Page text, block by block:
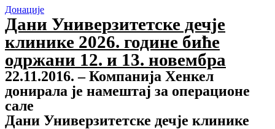
Донације
Дани Универзитетске дечје
клинике 2026. године биће
одржани 12. и 13. новембра
22.11.2016. – Компанија Хенкел
донирала је намештај за операционе
сале
Дани Универзитетске дечје клинике